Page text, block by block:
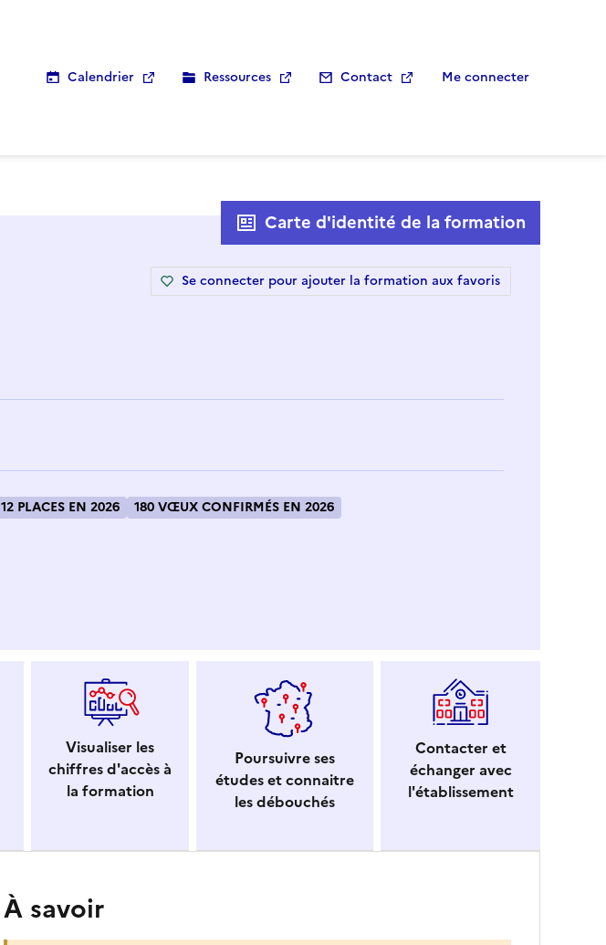
Calendrier Ressources Contact Me connecter
Carte d'identité de la formation
Se connecter pour ajouter la formation aux favoris
12 PLACES EN 2026 180 VŒUX CONFIRMÉS EN 2026
Visualiser les
chiffres d'accès à
la formation
Poursuivre ses
études et connaitre
les débouchés
Contacter et
échanger avec
l'établissement
À savoir